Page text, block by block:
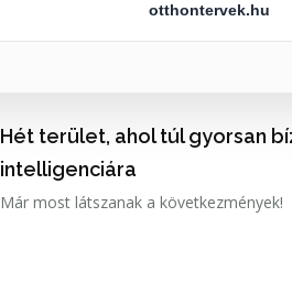
otthontervek.hu
Hét terület, ahol túl gyorsan
intelligenciára
Már most látszanak a következmények!